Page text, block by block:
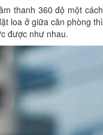
thanh 360 độ một cách
loa ở giữa căn phòng thì
được như nhau.